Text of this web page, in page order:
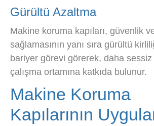
Gürültü Azaltma
Makine koruma kapıları, güvenlik
sağlamasının yanı sıra gürültü
bariyer görevi görerek, daha
çalışma ortamına katkıda bulunur.
Makine Koruma
Kapılarının